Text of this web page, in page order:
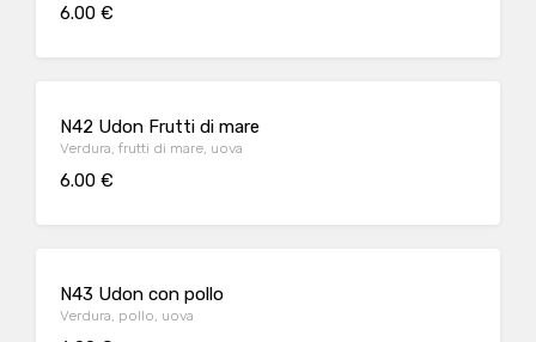
6.00 €
N42 Udon Frutti di mare
Verdura, frutti di mare, uova
6.00 €
N43 Udon con pollo
Verdura, pollo, uova